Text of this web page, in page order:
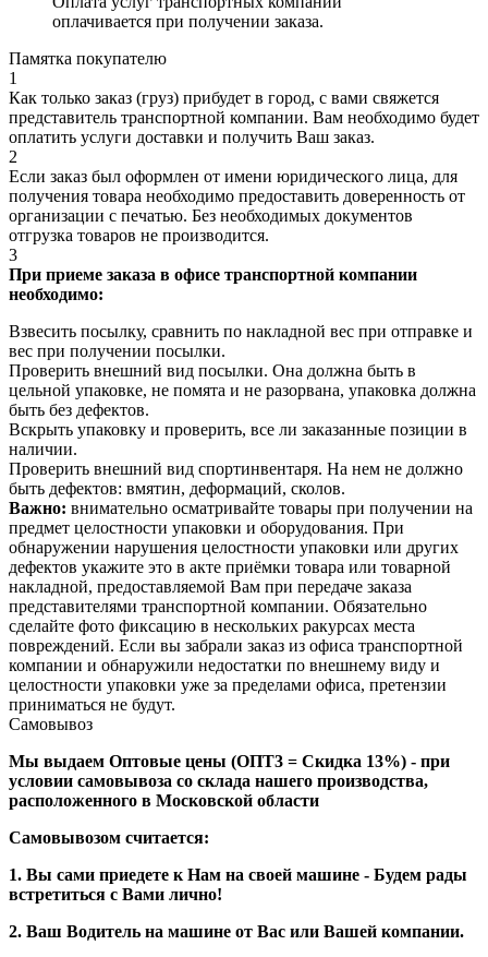
оплачивается при получении заказа.
Памятка покупателю
1
Как только заказ (груз) прибудет в город, с вами свяжется
представитель транспортной компании. Вам необходимо будет
оплатить услуги доставки и получить Ваш заказ.
2
Если заказ был оформлен от имени юридического лица, для
получения товара необходимо предоставить доверенность от
организации с печатью. Без необходимых документов
отгрузка товаров не производится.
3
При приеме заказа в офисе транспортной компании
необходимо:
Взвесить посылку, сравнить по накладной вес при отправке и
вес при получении посылки.
Проверить внешний вид посылки. Она должна быть в
цельной упаковке, не помята и не разорвана, упаковка должна
быть без дефектов.
Вскрыть упаковку и проверить, все ли заказанные позиции в
наличии.
Проверить внешний вид спортинвентаря. На нем не должно
быть дефектов: вмятин, деформаций, сколов.
Важно: внимательно осматривайте товары при получении на
предмет целостности упаковки и оборудования. При
обнаружении нарушения целостности упаковки или других
дефектов укажите это в акте приёмки товара или товарной
накладной, предоставляемой Вам при передаче заказа
представителями транспортной компании. Обязательно
сделайте фото фиксацию в нескольких ракурсах места
повреждений. Если вы забрали заказ из офиса транспортной
компании и обнаружили недостатки по внешнему виду и
целостности упаковки уже за пределами офиса, претензии
приниматься не будут.
Самовывоз
Мы выдаем Оптовые цены (ОПТ3 = Скидка 13%) - при
условии самовывоза со склада нашего производства,
расположенного в Московской области
Самовывозом считается:
1. Вы сами приедете к Нам на своей машине - Будем рады
встретиться с Вами лично!
2. Ваш Водитель на машине от Вас или Вашей компании.